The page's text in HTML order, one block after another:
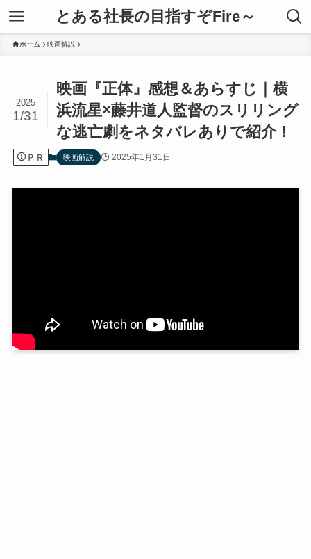
とある社長の目指すぞFire～
ホーム 映画解説
映画『正体』感想＆あらすじ｜横
浜流星×藤井道人監督のスリリング
な逃亡劇をネタバレありで紹介！
2025
1/31
ＰＲ 映画解説 2025年1月31日